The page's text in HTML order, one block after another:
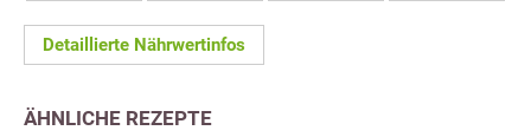
Detaillierte Nährwertinfos
ÄHNLICHE REZEPTE